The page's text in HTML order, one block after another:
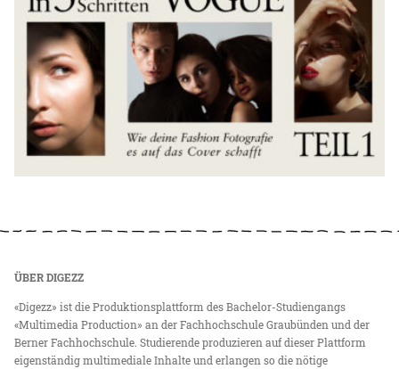
ÜBER DIGEZZ
«Digezz» ist die Produktionsplattform des Bachelor-Studiengangs
«Multimedia Production» an der Fachhochschule Graubünden und der
Berner Fachhochschule. Studierende produzieren auf dieser Plattform
eigenständig multimediale Inhalte und erlangen so die nötige